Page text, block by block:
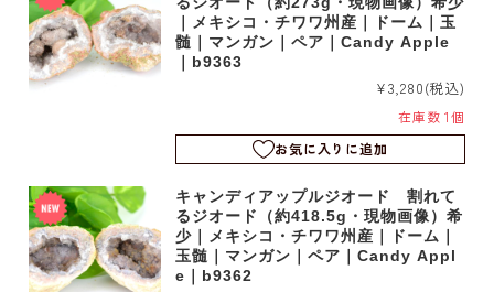
｜メキシコ・チワワ州産｜ドーム｜玉
髄｜マンガン｜ペア｜Candy Apple
｜b9363
¥3,280(税込)
在庫数 1個
お気に入りに追加
キャンディアップルジオード 割れて
るジオード（約418.5g・現物画像）希
少｜メキシコ・チワワ州産｜ドーム｜
玉髄｜マンガン｜ペア｜Candy Appl
e｜b9362